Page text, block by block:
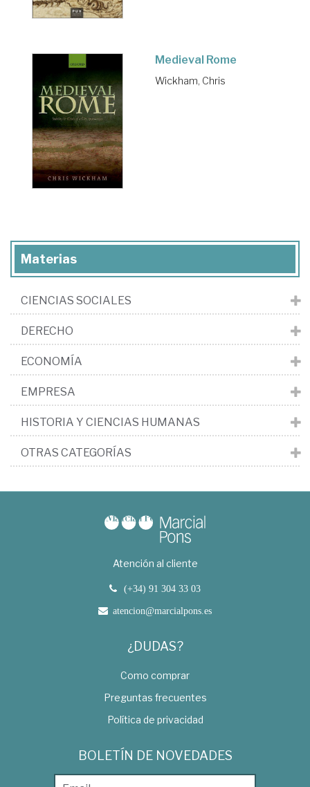
Medieval Rome
Wickham, Chris
Materias
CIENCIAS SOCIALES
DERECHO
ECONOMÍA
EMPRESA
HISTORIA Y CIENCIAS HUMANAS
OTRAS CATEGORÍAS
Atención al cliente
(+34) 91 304 33 03
atencion@marcialpons.es
¿DUDAS?
Como comprar
Preguntas frecuentes
Política de privacidad
BOLETÍN DE NOVEDADES